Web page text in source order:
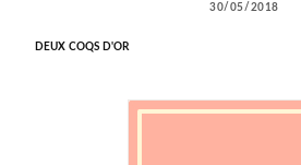
30/05/2018
DEUX COQS D'OR